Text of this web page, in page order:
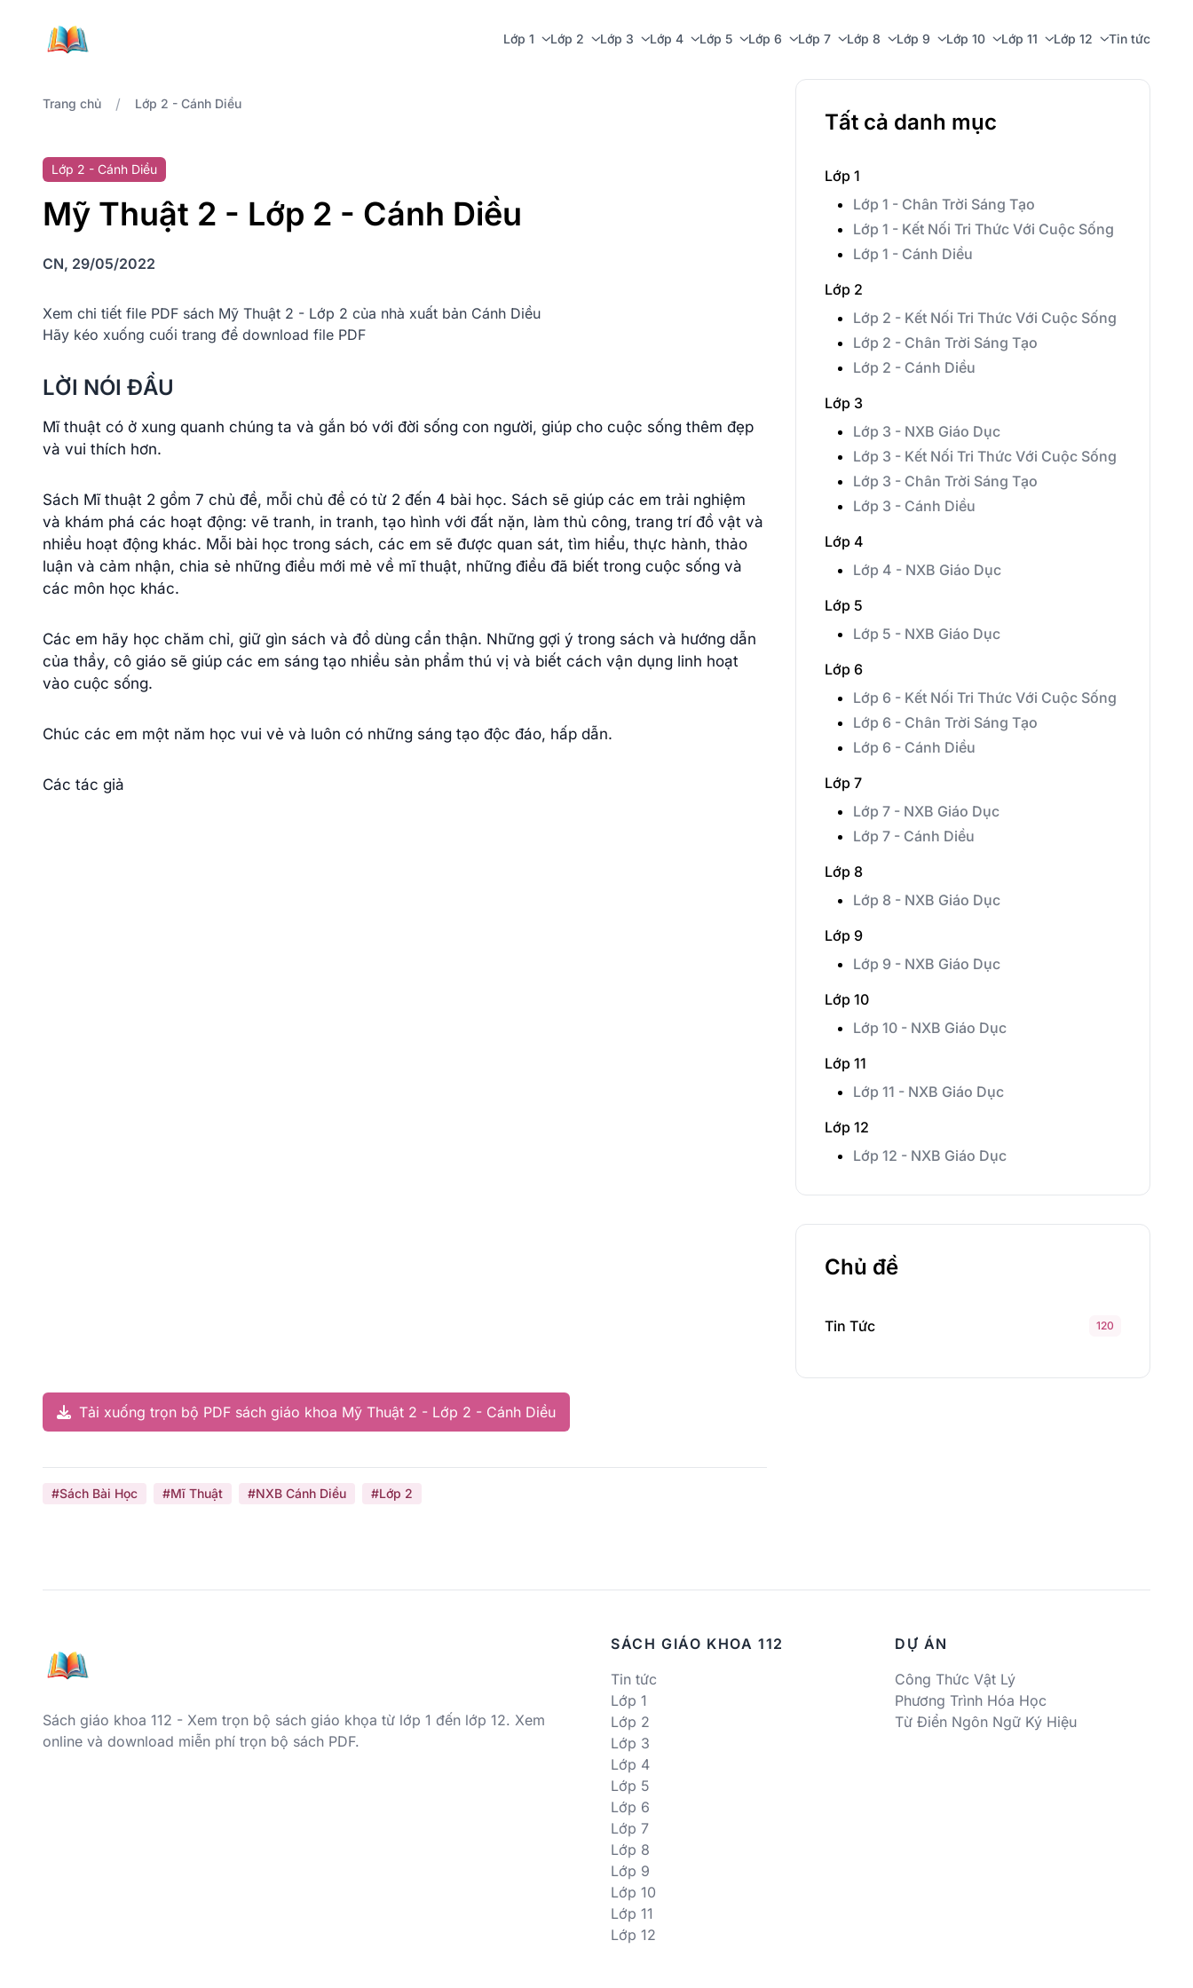
Lớp 1 Lớp 2 Lớp 3 Lớp 4 Lớp 5 Lớp 6 Lớp 7 Lớp 8 Lớp 9 Lớp 10 Lớp 11 Lớp 12 Tin tức
Trang chủ / Lớp 2 - Cánh Diều
Lớp 2 - Cánh Diều
Mỹ Thuật 2 - Lớp 2 - Cánh Diều
CN, 29/05/2022
Xem chi tiết file PDF sách Mỹ Thuật 2 - Lớp 2 của nhà xuất bản Cánh Diều
Hãy kéo xuống cuối trang để download file PDF
LỜI NÓI ĐẦU
Mĩ thuật có ở xung quanh chúng ta và gắn bó với đời sống con người, giúp cho cuộc sống thêm đẹp
và vui thích hơn.
Sách Mĩ thuật 2 gồm 7 chủ đề, mỗi chủ đề có từ 2 đến 4 bài học. Sách sẽ giúp các em trải nghiệm
và khám phá các hoạt động: vẽ tranh, in tranh, tạo hình với đất nặn, làm thủ công, trang trí đồ vật và
nhiều hoạt động khác. Mỗi bài học trong sách, các em sẽ được quan sát, tìm hiểu, thực hành, thảo
luận và cảm nhận, chia sẻ những điều mới mẻ về mĩ thuật, những điều đã biết trong cuộc sống và
các môn học khác.
Các em hãy học chăm chỉ, giữ gìn sách và đồ dùng cẩn thận. Những gợi ý trong sách và hướng dẫn
của thầy, cô giáo sẽ giúp các em sáng tạo nhiều sản phẩm thú vị và biết cách vận dụng linh hoạt
vào cuộc sống.
Chúc các em một năm học vui vẻ và luôn có những sáng tạo độc đáo, hấp dẫn.
Các tác giả
Tải xuống trọn bộ PDF sách giáo khoa Mỹ Thuật 2 - Lớp 2 - Cánh Diều
#Sách Bài Học #Mĩ Thuật #NXB Cánh Diều #Lớp 2
Tất cả danh mục
Lớp 1
Lớp 1 - Chân Trời Sáng Tạo
Lớp 1 - Kết Nối Tri Thức Với Cuộc Sống
Lớp 1 - Cánh Diều
Lớp 2
Lớp 2 - Kết Nối Tri Thức Với Cuộc Sống
Lớp 2 - Chân Trời Sáng Tạo
Lớp 2 - Cánh Diều
Lớp 3
Lớp 3 - NXB Giáo Dục
Lớp 3 - Kết Nối Tri Thức Với Cuộc Sống
Lớp 3 - Chân Trời Sáng Tạo
Lớp 3 - Cánh Diều
Lớp 4
Lớp 4 - NXB Giáo Dục
Lớp 5
Lớp 5 - NXB Giáo Dục
Lớp 6
Lớp 6 - Kết Nối Tri Thức Với Cuộc Sống
Lớp 6 - Chân Trời Sáng Tạo
Lớp 6 - Cánh Diều
Lớp 7
Lớp 7 - NXB Giáo Dục
Lớp 7 - Cánh Diều
Lớp 8
Lớp 8 - NXB Giáo Dục
Lớp 9
Lớp 9 - NXB Giáo Dục
Lớp 10
Lớp 10 - NXB Giáo Dục
Lớp 11
Lớp 11 - NXB Giáo Dục
Lớp 12
Lớp 12 - NXB Giáo Dục
Chủ đề
Tin Tức 120
Sách giáo khoa 112 - Xem trọn bộ sách giáo khọa từ lớp 1 đến lớp 12. Xem
online và download miễn phí trọn bộ sách PDF.
SÁCH GIÁO KHOA 112
Tin tức
Lớp 1
Lớp 2
Lớp 3
Lớp 4
Lớp 5
Lớp 6
Lớp 7
Lớp 8
Lớp 9
Lớp 10
Lớp 11
Lớp 12
DỰ ÁN
Công Thức Vật Lý
Phương Trình Hóa Học
Từ Điển Ngôn Ngữ Ký Hiệu